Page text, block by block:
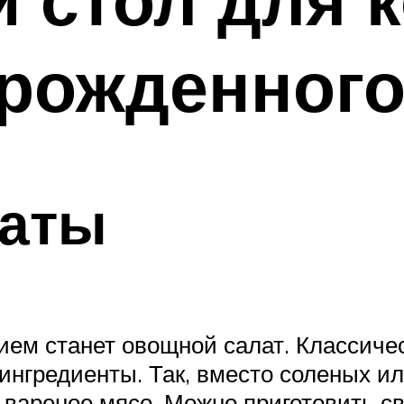
станет овощной салат.
Так, вместо соленых